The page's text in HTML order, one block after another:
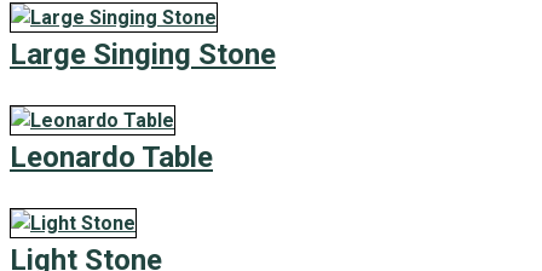
Large Singing Stone
Leonardo Table
Light Stone